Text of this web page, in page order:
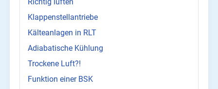
Klappenstellantriebe
Kälteanlagen in RLT
Adiabatische Kühlung
Trockene Luft?!
Funktion einer BSK